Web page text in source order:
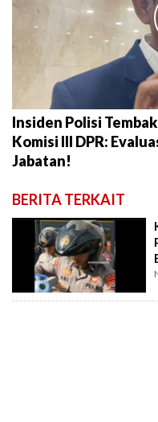
Insiden Polisi
Komisi III DPR:
Jabatan!
BERITA TERKAIT